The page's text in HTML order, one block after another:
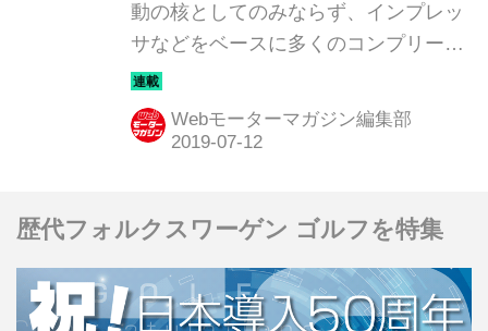
動の核としてのみならず、インプレッ
サなどをベースに多くのコンプリート
カーを世に送り出している。そんな
STIのリアルスポーツ・コンプリート
を紹介していこう。
Webモーターマガジン編集部
歴代フォルクスワーゲン ゴルフを特集